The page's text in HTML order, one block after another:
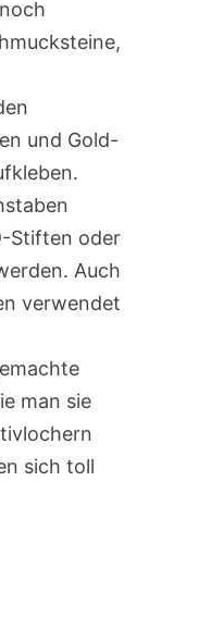
und Gold-
Stiften oder
Auch
verwendet
man sie
sich toll